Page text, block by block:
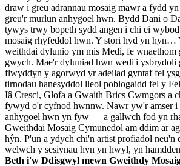
draw i greu adrannau mosaig mawr a fydd
greu'r murlun anhygoel hwn. Bydd Dani o
tywys trwy bopeth sydd angen i chi ei
mosaig rhyfeddol hwn. Y stori hyd yn hyn…
weithdai dylunio ym mis Medi, fe wnaethom
gwych. Mae'r dyluniad hwn wedi'i
flwyddyn y agorwyd yr adeilad gyntaf fel
tirnodau hanesyddol lleol poblogaidd fel y
Iâ Cresci, Glofa a Gwaith Brics Cwmgors a
fywyd o'r cyfnod hwnnw. Nawr yw'r amser i
anhygoel hwn yn fyw — a gallwch fod yn
Gweithdai Mosaig Cymunedol am ddim ar
hŷn. P'un a ydych chi'n artist profiadol neu'n
welwch y sesiynau hyn yn hwyl, yn
Beth i'w Ddisgwyl mewn Gweithdy